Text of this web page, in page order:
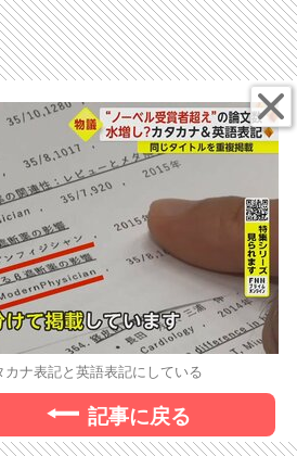
カナ表記と英語表記にしている
記事に戻る